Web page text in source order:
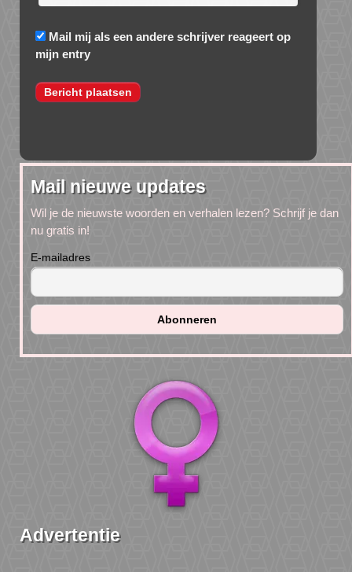
Mail mij als een andere schrijver reageert op
mijn entry
Mail nieuwe updates
Wil je de nieuwste woorden en verhalen lezen? Schrijf je dan
nu gratis in!
E-mailadres
Advertentie